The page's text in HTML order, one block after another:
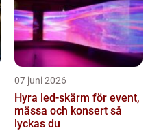
07 juni 2026
Hyra led-skärm för event,
mässa och konsert så
lyckas du